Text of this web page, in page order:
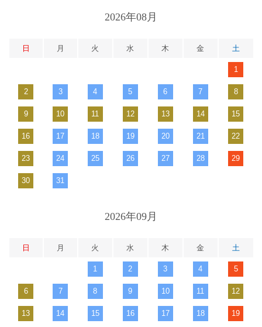
2026年08月
日 月 火 水 木 金 土
1
2 3 4 5 6 7 8
9 10 11 12 13 14 15
16 17 18 19 20 21 22
23 24 25 26 27 28 29
30 31
2026年09月
日 月 火 水 木 金 土
1 2 3 4 5
6 7 8 9 10 11 12
13 14 15 16 17 18 19